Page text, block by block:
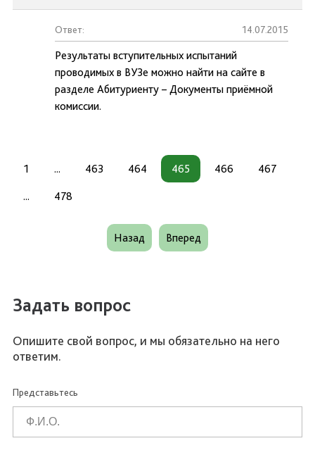
Ответ: 14.07.2015
Результаты вступительных испытаний
проводимых в ВУЗе можно найти на сайте в
разделе Абитуриенту – Документы приёмной
комиссии.
1 ... 463 464 465 466 467
... 478
Назад Вперед
Задать вопрос
Опишите свой вопрос, и мы обязательно на него
ответим.
Представьтесь